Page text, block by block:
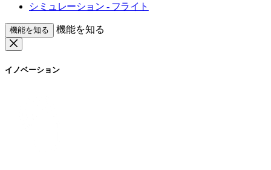
シミュレーション - フライト
機能を知る 機能を知る
イノベーション